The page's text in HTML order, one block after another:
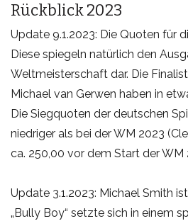
Rückblick 2023
Update 9.1.2023: Die Quoten für
Diese spiegeln natürlich den
Weltmeisterschaft dar. Die
Michael van Gerwen haben in
Die Siegquoten der deutschen
niedriger als bei der WM 2023
ca. 250,00 vor dem Start der WM
Update 3.1.2023: Michael Smith
„Bully Boy“ setzte sich in einem